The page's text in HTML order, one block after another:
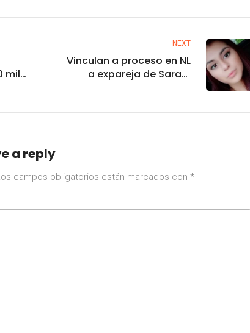
mil
NEXT
Vinculan a proceso en NL
a expareja de Sarahí
desaparecida
a reply
campos obligatorios están marcados con *